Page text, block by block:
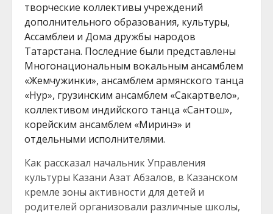
творческие коллективы учреждений
дополнительного образования, культуры,
Ассамблеи и Дома дружбы народов
Татарстана. Последние были представлены
Многонациональным вокальным ансамблем
«Жемчужинки», ансамблем армянского танца
«Нур», грузинским ансамблем «Сакартвело»,
коллективом индийского танца «Сантош»,
корейским ансамблем «Миринэ» и
отдельными исполнителями.
Как рассказал начальник Управления
культуры Казани Азат Абзалов, в Казанском
кремле зоны активности для детей и
родителей организовали различные школы,